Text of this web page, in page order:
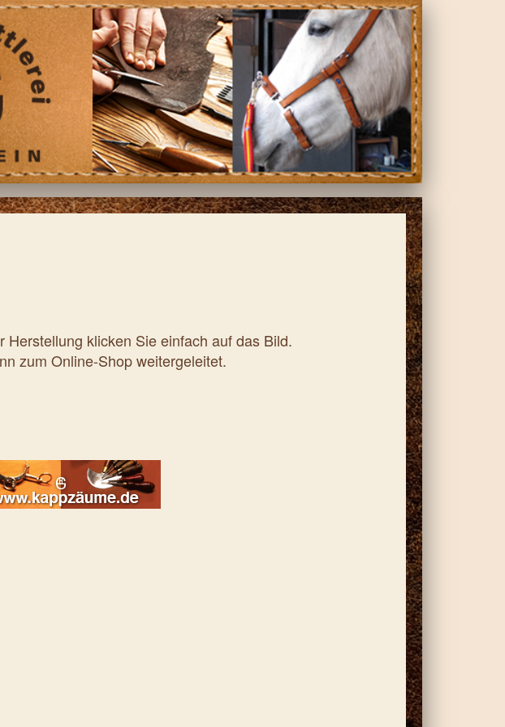
Herstellung klicken Sie einfach auf das Bild.
zum Online-Shop weitergeleitet.